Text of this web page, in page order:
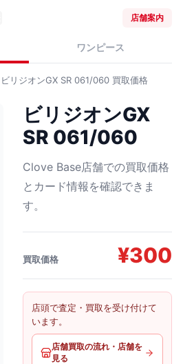
店舗案内
ワンピース
ビリジオンGX SR 061/060 買取価格
ビリジオンGX
SR 061/060
Clove Base店舗での買取価格
とカード情報を確認できま
す。
買取価格 ¥300
店頭で査定・買取を受け付けて
います。
店舗買取の流れ・店舗を
見る